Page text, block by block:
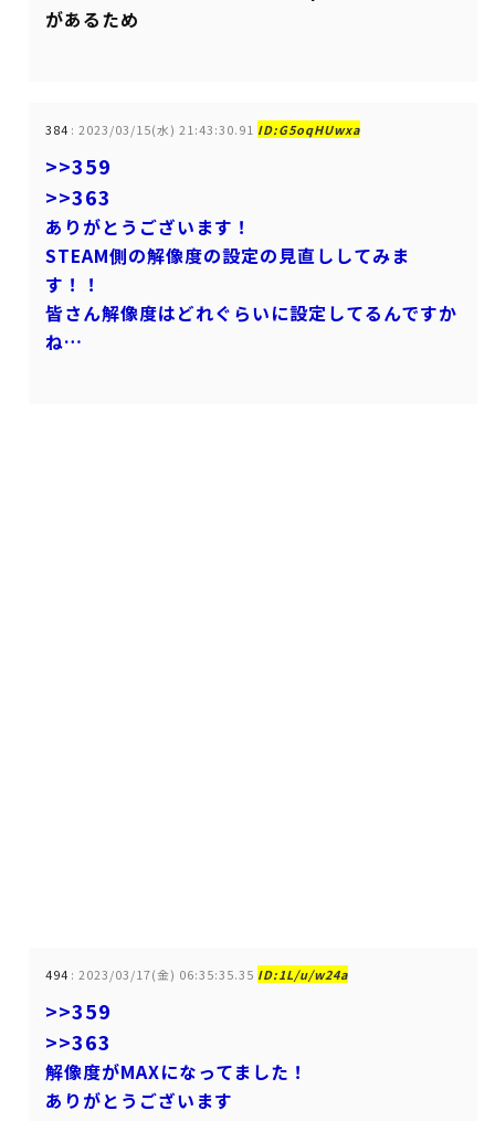
があるため
384 : 2023/03/15(水) 21:43:30.91 ID:G5oqHUwxa
>>359
>>363
ありがとうございます！
STEAM側の解像度の設定の見直ししてみま
す！！
皆さん解像度はどれぐらいに設定してるんですか
ね…
494 : 2023/03/17(金) 06:35:35.35 ID:1L/u/w24a
>>359
>>363
解像度がMAXになってました！
ありがとうございます